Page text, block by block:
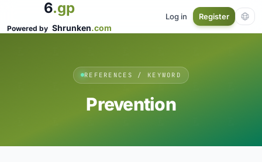
6.gp
Powered by Shrunken.com
Log in Register
REFERENCES / KEYWORD
Prevention